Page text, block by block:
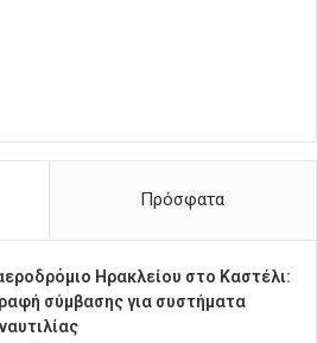
Πρόσφατα
Ηρακλείου στο Καστέλι:
σύμβασης για συστήματα